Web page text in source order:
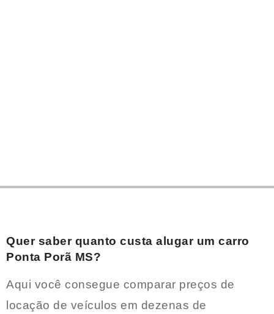
Quer saber quanto custa alugar um carro
Ponta Porã MS?
Aqui você consegue comparar preços de
locação de veículos em dezenas de